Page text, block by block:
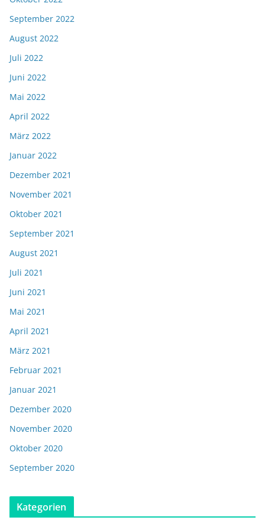
September 2022
August 2022
Juli 2022
Juni 2022
Mai 2022
April 2022
März 2022
Januar 2022
Dezember 2021
November 2021
Oktober 2021
September 2021
August 2021
Juli 2021
Juni 2021
Mai 2021
April 2021
März 2021
Februar 2021
Januar 2021
Dezember 2020
November 2020
Oktober 2020
September 2020
Kategorien